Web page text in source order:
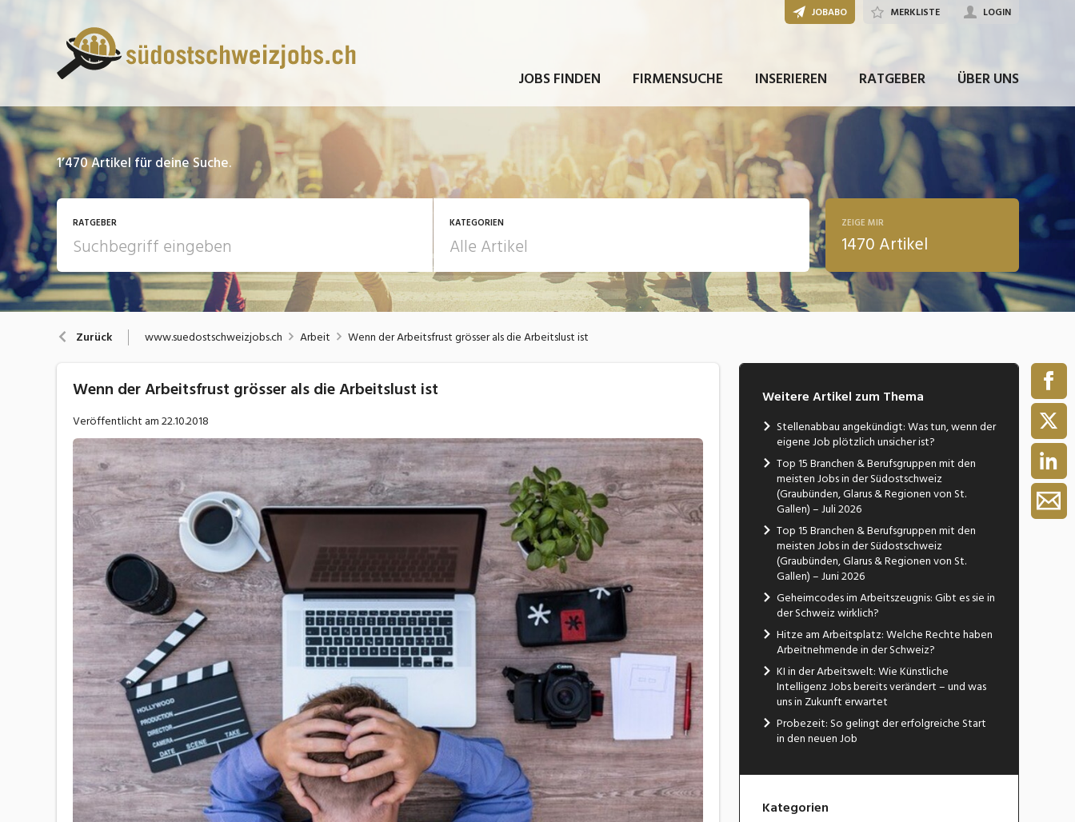
JOBS FINDEN FIRMENSUCHE INSERIEREN RATGEBER ÜBER UNS
JOBABO MERKLISTE LOGIN
1’470Artikel für deine Suche.
RATGEBER KATEGORIEN
13 Fragen - 13 Antworten Arbeit
Ausbildung / Weiterbildung
Bewerbung / Rekrutierung
ZEIGE MIR
1470 Artikel
Zurück www.suedostschweizjobs.ch Arbeit Wenn der Arbeitsfrust grösser als die Arbeitslust ist
Wenn der Arbeitsfrust grösser als die Arbeitslust ist
Veröffentlicht am22.10.2018
Weitere Artikel zum Thema
Stellenabbau angekündigt: Was tun, wenn der
eigene Job plötzlich unsicher ist?
Top 15 Branchen & Berufsgruppen mit den
meisten Jobs in der Südostschweiz
(Graubünden, Glarus & Regionen von St.
Gallen) – Juli 2026
Top 15 Branchen & Berufsgruppen mit den
meisten Jobs in der Südostschweiz
(Graubünden, Glarus & Regionen von St.
Gallen) – Juni 2026
Geheimcodes im Arbeitszeugnis: Gibt es sie in
der Schweiz wirklich?
Hitze am Arbeitsplatz: Welche Rechte haben
Arbeitnehmende in der Schweiz?
KI in der Arbeitswelt: Wie Künstliche
Intelligenz Jobs bereits verändert – und was
uns in Zukunft erwartet
Probezeit: So gelingt der erfolgreiche Start
in den neuen Job
Kategorien